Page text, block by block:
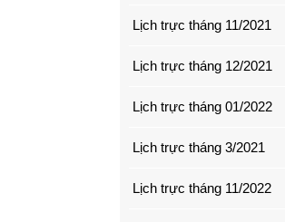
Lịch trực tháng 11/2021
Lịch trực tháng 12/2021
Lịch trực tháng 01/2022
Lịch trực tháng 3/2021
Lịch trực tháng 11/2022